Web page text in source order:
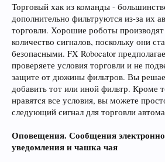
Торговый хак из команды -
дополнительно фильтруются из-за их
торговли. Хорошие роботы
количество сигналов, поскольку они
безопасными. FX Robocator
проверяете условия торговли и не
защите от дюжины фильтров. Вы
добавить тот или иной фильтр. Кроме
нравятся все условия, вы можете
следующий сигнал для торговли
Оповещения. Сообщения
уведомления и чашка чая